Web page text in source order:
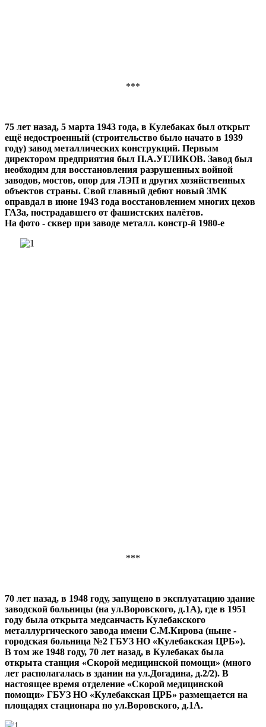
***
75 лет назад, 5 марта 1943 года, в Кулебаках был открыт
ещё недостроенный (строительство было начато в 1939
году) завод металлических конструкций. Первым
директором предприятия был П.А.УГЛИКОВ. Завод был
необходим для восстановления разрушенных войной
заводов, мостов, опор для ЛЭП и других хозяйственных
объектов страны. Свой главный дебют новый ЗМК
оправдал в июне 1943 года восстановлением многих цехов
ГАЗа, пострадавшего от фашистских налётов.
На фото - сквер при заводе металл. констр-й 1980-е
***
70 лет назад, в 1948 году, запущено в эксплуатацию здание
заводской больницы (на ул.Воровского, д.1А), где в 1951
году была открыта медсанчасть Кулебакского
металлургического завода имени С.М.Кирова (ныне -
городская больница №2 ГБУЗ НО «Кулебакская ЦРБ»).
В том же 1948 году, 70 лет назад, в Кулебаках была
открыта станция «Скорой медицинской помощи» (много
лет располагалась в здании на ул.Догадина, д.2/2). В
настоящее время отделение «Скорой медицинской
помощи» ГБУЗ НО «Кулебакская ЦРБ» размещается на
площадях стационара по ул.Воровского, д.1А.